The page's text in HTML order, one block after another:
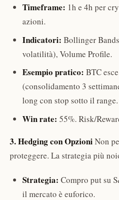
Timeframe: 1h e 4h per
azioni.
Indicatori: Bollinger
volatilità), Volume Profile.
Esempio pratico: BTC
(consolidamento 3
long con stop sotto il
Win rate: 55%. Risk/
3. Hedging con OpzioniNon
proteggere. La strategia più
Strategia: Compro put su
il mercato è euforico.